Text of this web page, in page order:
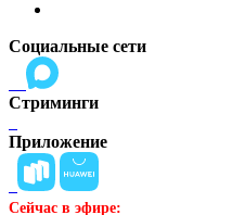
Социальные сети
Стриминги
Приложение
Сейчас в эфире: